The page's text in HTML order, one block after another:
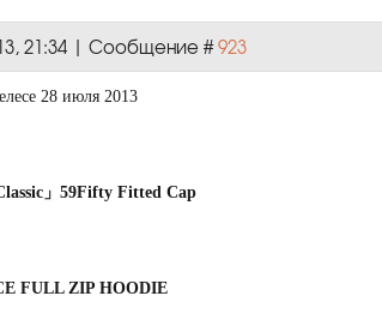
21:34 | Сообщение #923
28 июля 2013
」59Fifty Fitted Cap
FULL ZIP HOODIE